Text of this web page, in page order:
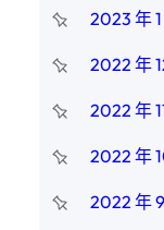
2023 年 1
2022 年
2022 年
2022 年
2022 年